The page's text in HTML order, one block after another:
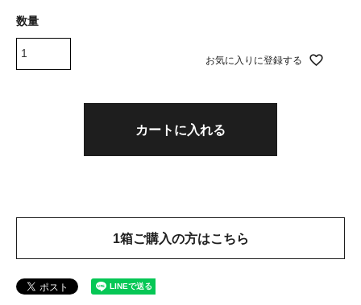
お気に入りに登録する
カートに入れる
1箱ご購入の方はこちら